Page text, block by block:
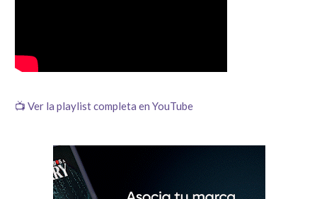
📺 Ver la playlist completa en YouTube